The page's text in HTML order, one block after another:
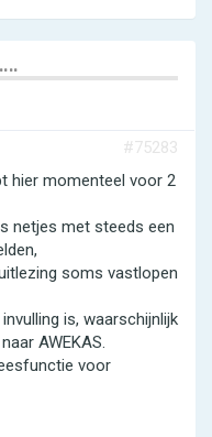
#75283
hier momenteel voor 2
netjes met steeds een
soms vastlopen
is, waarschijnlijk
AWEKAS.
voor